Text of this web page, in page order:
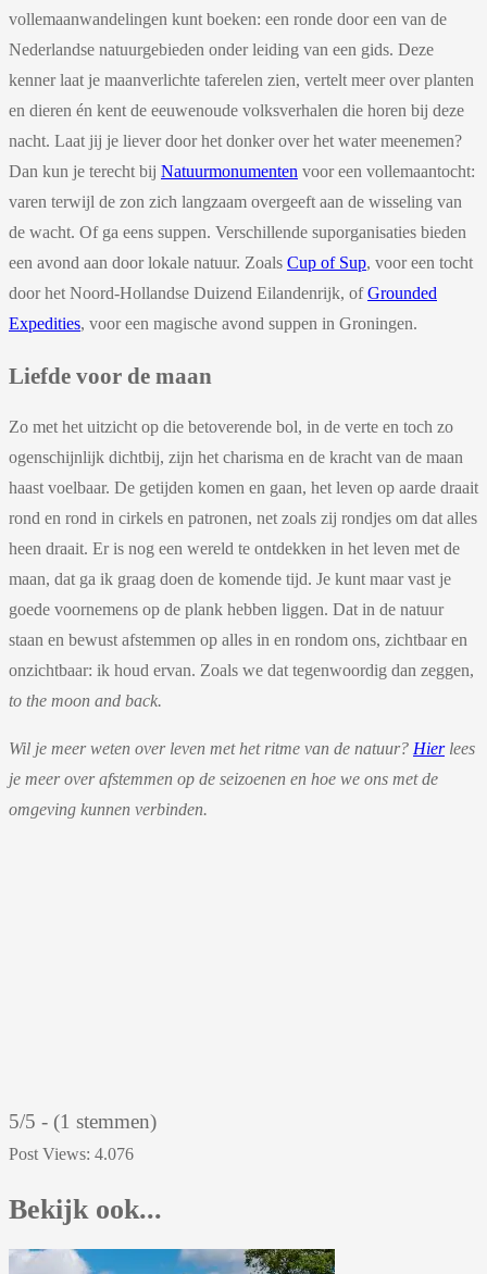
vollemaanwandelingen kunt boeken: een ronde door een van de
Nederlandse natuurgebieden onder leiding van een gids. Deze
kenner laat je maanverlichte taferelen zien, vertelt meer over planten
en dieren én kent de eeuwenoude volksverhalen die horen bij deze
nacht. Laat jij je liever door het donker over het water meenemen?
Dan kun je terecht bij Natuurmonumenten voor een vollemaantocht:
varen terwijl de zon zich langzaam overgeeft aan de wisseling van
de wacht. Of ga eens suppen. Verschillende suporganisaties bieden
een avond aan door lokale natuur. Zoals Cup of Sup, voor een tocht
door het Noord-Hollandse Duizend Eilandenrijk, ofGrounded
Expedities, voor een magische avond suppen in Groningen.
Liefde voor de maan
Zo met het uitzicht op die betoverende bol, in de verte en toch zo
ogenschijnlijk dichtbij, zijn het charisma en de kracht van de maan
haast voelbaar. De getijden komen en gaan, het leven op aarde draait
rond en rond in cirkels en patronen, net zoals zij rondjes om dat alles
heen draait. Er is nog een wereld te ontdekken in het leven met de
maan, dat ga ik graag doen de komende tijd. Je kunt maar vast je
goede voornemens op de plank hebben liggen. Dat in de natuur
staan en bewust afstemmen op alles in en rondom ons, zichtbaar en
onzichtbaar: ik houd ervan. Zoals we dat tegenwoordig dan zeggen,
to the moon and back.
Wil je meer weten over leven met het ritme van de natuur? Hierlees
je meer over afstemmen op de seizoenen en hoe we ons met de
omgeving kunnen verbinden.
5/5 - (1 stemmen)
Post Views: 4.076
Bekijk ook...